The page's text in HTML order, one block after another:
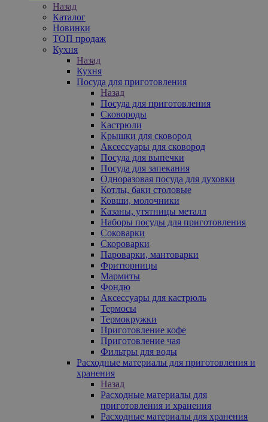
Назад
Каталог
Новинки
ТОП продаж
Кухня
Назад
Кухня
Посуда для приготовления
Назад
Посуда для приготовления
Сковороды
Кастрюли
Крышки для сковород
Аксессуары для сковород
Посуда для выпечки
Посуда для запекания
Одноразовая посуда для духовки
Котлы, баки столовые
Ковши, молочники
Казаны, утятницы металл
Наборы посуды для приготовления
Соковарки
Скороварки
Пароварки, мантоварки
Фритюрницы
Мармиты
Фондю
Аксессуары для кастрюль
Термосы
Термокружки
Приготовление кофе
Приготовление чая
Фильтры для воды
Расходные материалы для приготовления и
хранения
Назад
Расходные материалы для
приготовления и хранения
Расходные материалы для хранения